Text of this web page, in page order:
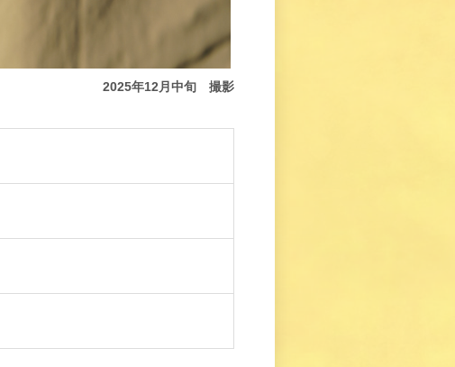
2025年12月中旬 撮影